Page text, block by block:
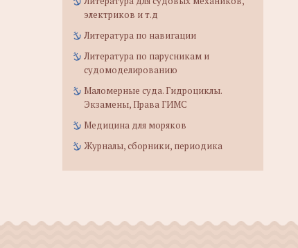
электриков и т.д
Литература по навигации
Литература по парусникам и
судомоделированию
Маломерные суда. Гидроциклы.
Экзамены, Права ГИМС
Медицина для моряков
Журналы, сборники, периодика